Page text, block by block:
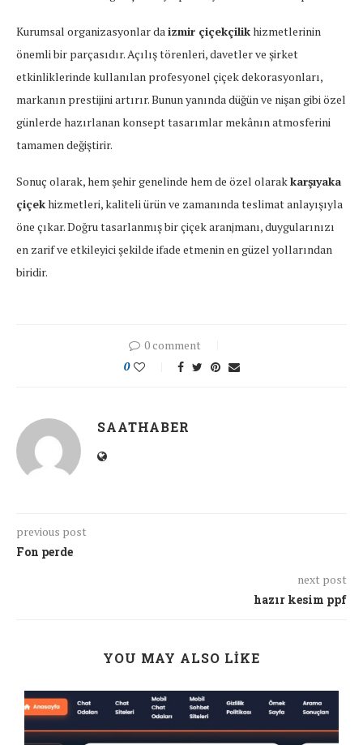
Kurumsal organizasyonlar daizmir çiçekçilikhizmetlerinin
önemli bir parçasıdır. Açılış törenleri, davetler ve şirket
etkinliklerinde kullanılan profesyonel çiçek dekorasyonları,
markanın prestijini artırır. Bunun yanında düğün ve nişan gibi özel
günlerde hazırlanan konsept tasarımlar mekânın atmosferini
tamamen değiştirir.
Sonuç olarak, hem şehir genelinde hem de özel olarakkarşıyaka
çiçekhizmetleri, kaliteli ürün ve zamanında teslimat anlayışıyla
öne çıkar. Doğru tasarlanmış bir çiçek aranjmanı, duygularınızı
en zarif ve etkileyici şekilde ifade etmenin en güzel yollarından
biridir.
0 comment
0
SAATHABER
previous post
Fon perde
next post
hazır kesim ppf
YOU MAY ALSO LIKE